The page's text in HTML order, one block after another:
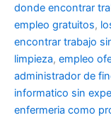
donde encontrar
empleo gratuitos,
encontrar trabajo
limpieza, empleo
administrador de
informatico sin
enfermeria como